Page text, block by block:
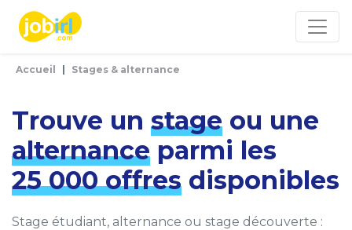
Accueil Stages & alternance
Trouve un stage ou une
alternance parmi les
25 000 offres disponibles
Stage étudiant, alternance ou stage découverte :
Panneau de gestion des cookies